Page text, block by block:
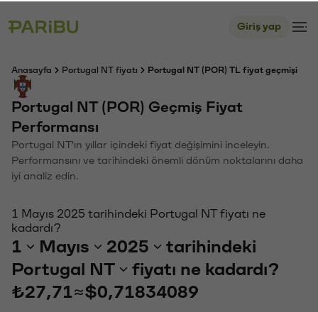
Giriş yap
Anasayfa Portugal NT fiyatı Portugal NT (POR) TL fiyat geçmişi
Portugal NT (POR) Geçmiş Fiyat
Performansı
Portugal NT'ın yıllar içindeki fiyat değişimini inceleyin.
Performansını ve tarihindeki önemli dönüm noktalarını daha
iyi analiz edin.
1 Mayıs 2025 tarihindeki Portugal NT fiyatı ne
kadardı?
1 Mayıs 2025
tarihindeki
Portugal NT
fiyatı ne kadardı?
₺27,71 ≈$0,71834089